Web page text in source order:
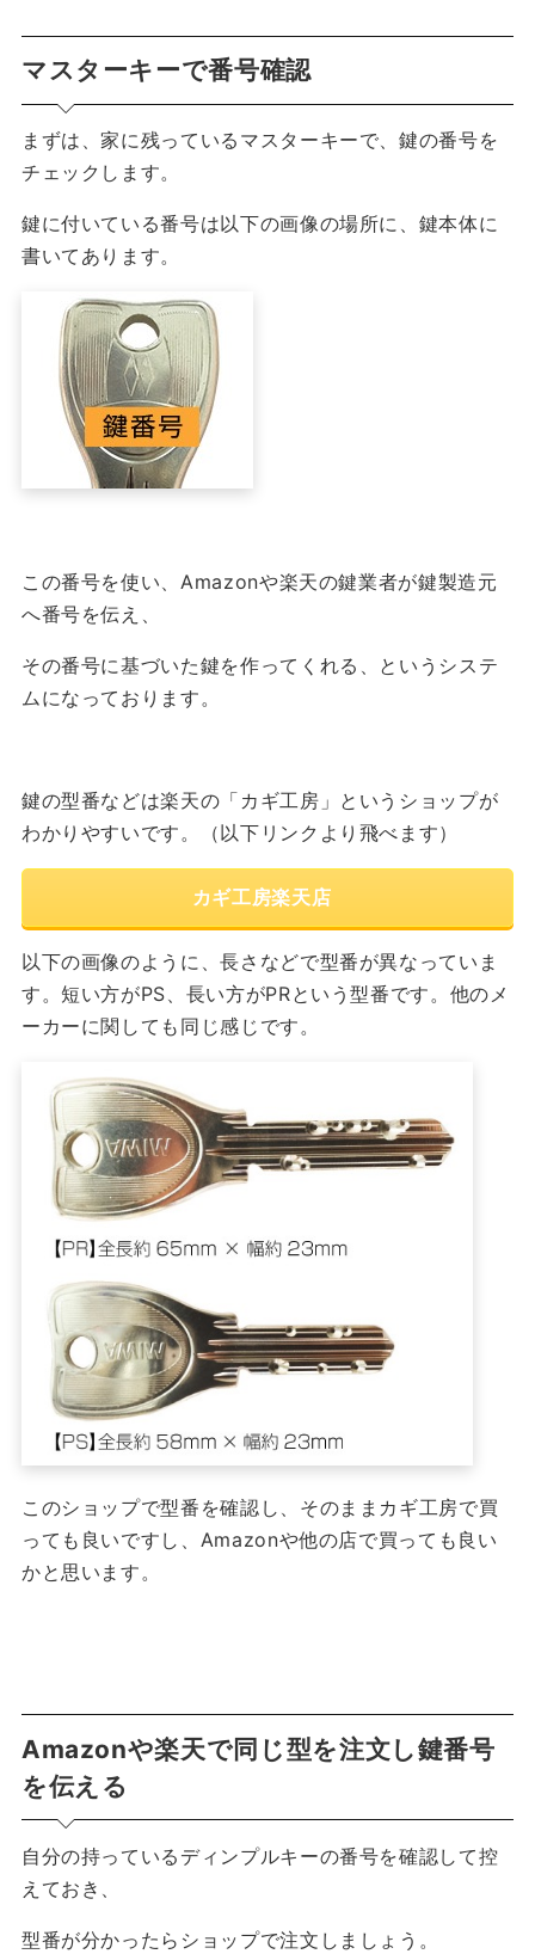
マスターキーで番号確認
まずは、家に残っているマスターキーで、鍵の番号を
チェックします。
鍵に付いている番号は以下の画像の場所に、鍵本体に
書いてあります。
この番号を使い、Amazonや楽天の鍵業者が鍵製造元
へ番号を伝え、
その番号に基づいた鍵を作ってくれる、というシステ
ムになっております。
鍵の型番などは楽天の「カギ工房」というショップが
わかりやすいです。（以下リンクより飛べます）
カギ工房楽天店
以下の画像のように、長さなどで型番が異なっていま
す。短い方がPS、長い方がPRという型番です。他のメ
ーカーに関しても同じ感じです。
このショップで型番を確認し、そのままカギ工房で買
っても良いですし、Amazonや他の店で買っても良い
かと思います。
Amazonや楽天で同じ型を注文し鍵番号
を伝える
自分の持っているディンプルキーの番号を確認して控
えておき、
型番が分かったらショップで注文しましょう。